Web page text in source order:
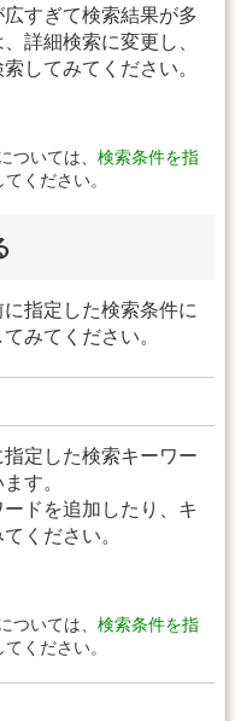
すぎて検索結果が多
詳細検索に変更し、
してみてください。
ついては、 検索条件を指
ください。
指定した検索条件に
みてください。
定した検索キーワー
す。
ドを追加したり、キ
ください。
ついては、 検索条件を指
ください。